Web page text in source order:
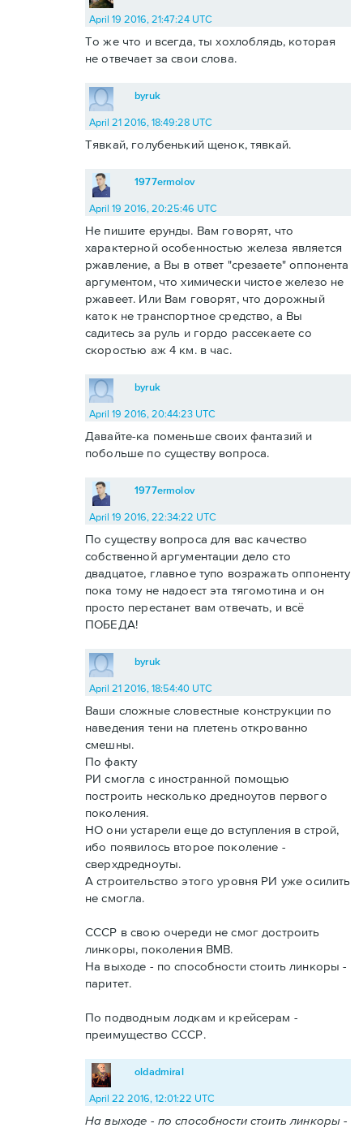
April 19 2016, 21:47:24 UTC
То же что и всегда, ты хохлоблядь, которая
не отвечает за свои слова.
byruk
April 21 2016, 18:49:28 UTC
Тявкай, голубенький щенок, тявкай.
1977ermolov
April 19 2016, 20:25:46 UTC
Не пишите ерунды. Вам говорят, что
характерной особенностью железа является
ржавление, а Вы в ответ "срезаете" оппонента
аргументом, что химически чистое железо не
ржавеет. Или Вам говорят, что дорожный
каток не транспортное средство, а Вы
садитесь за руль и гордо рассекаете со
скоростью аж 4 км. в час.
byruk
April 19 2016, 20:44:23 UTC
Давайте-ка поменьше своих фантазий и
побольше по существу вопроса.
1977ermolov
April 19 2016, 22:34:22 UTC
По существу вопроса для вас качество
собственной аргументации дело сто
двадцатое, главное тупо возражать оппоненту
пока тому не надоест эта тягомотина и он
просто перестанет вам отвечать, и всё
ПОБЕДА!
byruk
April 21 2016, 18:54:40 UTC
Ваши сложные словестные конструкции по
наведения тени на плетень открованно
смешны.
По факту
РИ смогла с иностранной помощью
построить несколько дредноутов первого
поколения.
НО они устарели еще до вступления в строй,
ибо появилось второе поколение -
сверхдредноуты.
А строительство этого уровня РИ уже осилить
не смогла.
СССР в свою очереди не смог достроить
линкоры, поколения ВМВ.
На выходе - по способности стоить линкоры -
паритет.
По подводным лодкам и крейсерам -
преимущество СССР.
oldadmiral
April 22 2016, 12:01:22 UTC
На выходе - по способности стоить линкоры -